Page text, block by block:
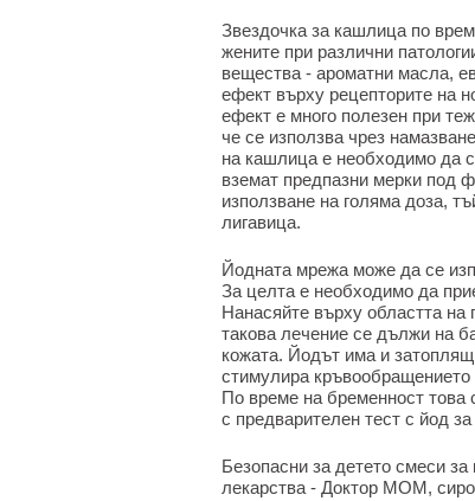
Звездочка за кашлица по
жените при различни
вещества - ароматни масла,
ефект върху рецепторите на
ефект е много полезен при
че се използва чрез
на кашлица е необходимо да
вземат предпазни мерки под
използване на голяма доза,
лигавица.
Йодната мрежа може да се
За целта е необходимо да
Нанасяйте върху областта на
такова лечение се дължи на
кожата. Йодът има и
стимулира
По време на бременност това
с предварителен тест с йод за
Безопасни за детето смеси
лекарства - Доктор МОМ,